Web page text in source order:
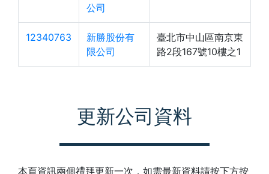
公司
12340763
新勝股份有
限公司
臺北市中山區南京東
路2段167號10樓之1
更新公司資料
本頁資訊兩個禮拜更新一次，如需最新資料請按下方按